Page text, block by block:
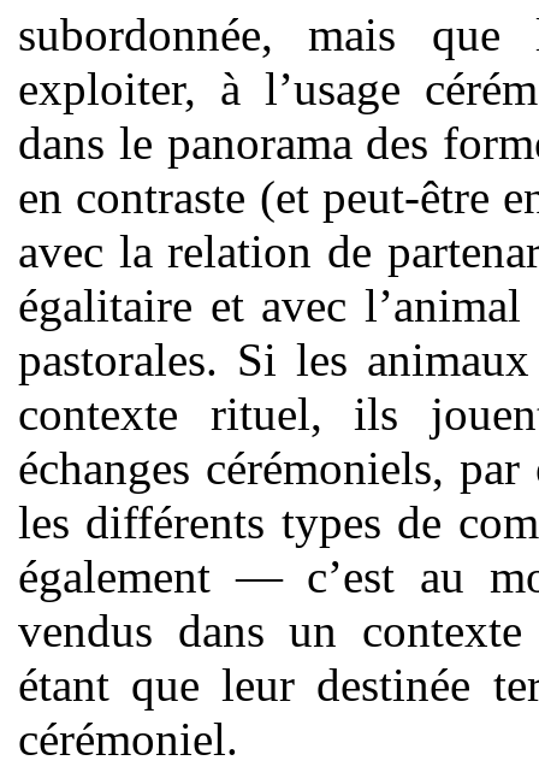
subordonnée, mais
exploiter, à l’usage
dans le panorama des
en contraste (et peut-être
avec la relation de
égalitaire et avec
pastorales. Si les
contexte rituel, ils
échanges cérémoniels,
les différents types de
également — c’est au
vendus dans un contexte
étant que leur destinée
cérémoniel.